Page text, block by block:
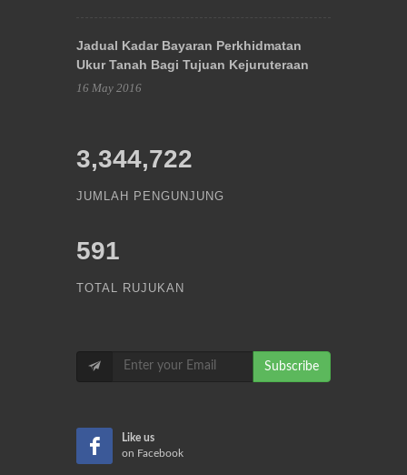
Jadual Kadar Bayaran Perkhidmatan
Ukur Tanah Bagi Tujuan Kejuruteraan
16 May 2016
3,344,722
JUMLAH PENGUNJUNG
591
TOTAL RUJUKAN
Subscribe
Like us
on Facebook